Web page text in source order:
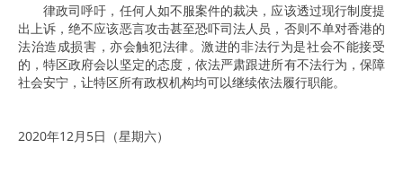
律政司呼吁，任何人如不服案件的裁决，应该透过现行制度提
出上诉，绝不应该恶言攻击甚至恐吓司法人员，否则不单对香港的
法治造成损害，亦会触犯法律。激进的非法行为是社会不能接受
的，特区政府会以坚定的态度，依法严肃跟进所有不法行为，保障
社会安宁，让特区所有政权机构均可以继续依法履行职能。
2020年12月5日（星期六）